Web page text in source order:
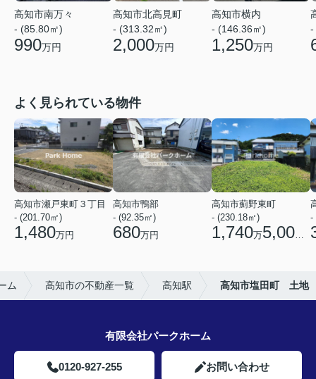
高知市南万々
- (85.80㎡)
990万円
高知市北高見町
- (313.32㎡)
2,000万円
高知市横内
- (146.36㎡)
1,250万円
-
よく見られている物件
高知市瀬戸東町３丁目
- (201.70㎡)
1,480万円
高知市鴨部
- (92.35㎡)
680万円
高知市薊野東町
- (230.18㎡)
1,740万5,000 円
-
ム 高知市の不動産一覧 高知駅 高知市塩田町 土地
有限会社パークホーム
0120-927-255 お問い合わせ